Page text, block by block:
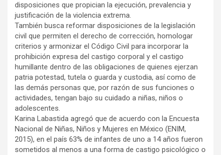
disposiciones que propician la ejecución, prevalencia y
justificación de la violencia extrema.
También busca reformar disposiciones de la legislación
civil que permiten el derecho de corrección, homologar
criterios y armonizar el Código Civil para incorporar la
prohibición expresa del castigo corporal y el castigo
humillante dentro de las obligaciones de quienes ejerzan
patria potestad, tutela o guarda y custodia, así como de
las demás personas que, por razón de sus funciones o
actividades, tengan bajo su cuidado a niñas, niños o
adolescentes.
Karina Labastida agregó que de acuerdo con la Encuesta
Nacional de Niñas, Niños y Mujeres en México (ENIM,
2015), en el país 63% de infantes de uno a 14 años fueron
sometidos al menos a una forma de castigo psicológico o